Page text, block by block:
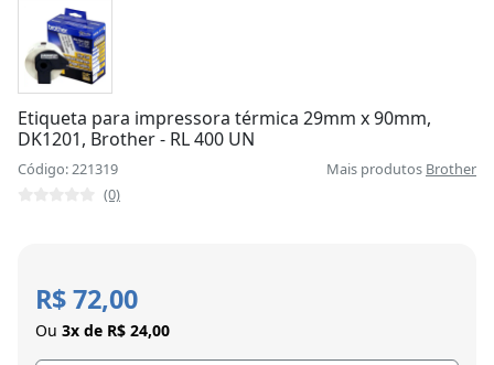
Etiqueta para impressora térmica 29mm x 90mm,
DK1201, Brother - RL 400 UN
Código: 221319 Mais produtos Brother
(0)
R$ 72,00
Ou 3x de R$ 24,00